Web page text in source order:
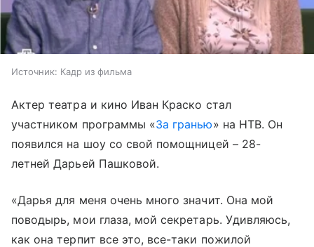
Источник: Кадр из фильма
Актер театра и кино Иван Краско стал
участником программы «За гранью» на НТВ. Он
появился на шоу со свой помощницей – 28-
летней Дарьей Пашковой.
«Дарья для меня очень много значит. Она мой
поводырь, мои глаза, мой секретарь. Удивляюсь,
как она терпит все это, все-таки пожилой